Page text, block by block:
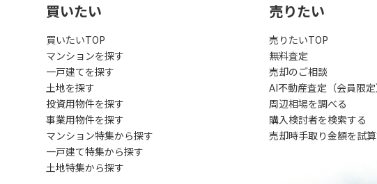
買いたい
買いたいTOP
マンションを探す
一戸建てを探す
土地を探す
投資用物件を探す
事業用物件を探す
マンション特集から探す
一戸建て特集から探す
土地特集から探す
売りたい
売りたいTOP
無料査定
売却のご相談
AI不動産査定（会員限定
周辺相場を調べる
購入検討者を検索する
売却時手取り金額を試